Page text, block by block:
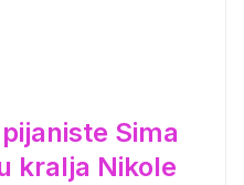
Sima
kralja Nikole